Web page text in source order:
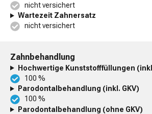
nicht versichert
Wartezeit Zahnersatz
nicht versichert
Zahnbehandlung
Hochwertige Kunststofffüllungen
100 %
Parodontalbehandlung (inkl. GKV)
100 %
Parodontalbehandlung (ohne GKV)